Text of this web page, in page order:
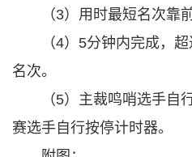
（3）用时最短名次靠前
（4）5分钟内完成，
名次。
（5）主裁鸣哨选手自
赛选手自行按停计时器。